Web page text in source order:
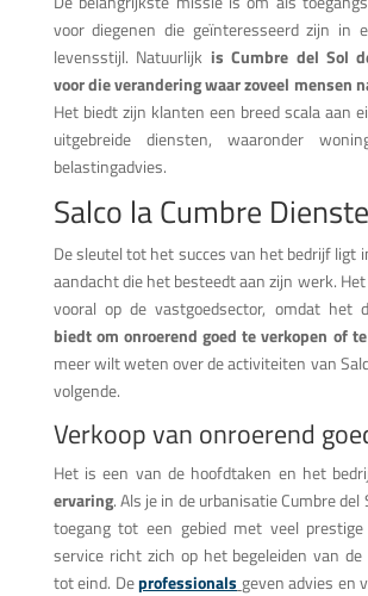
voor diegenen die geïnteresseerd zijn in
levensstijl. Natuurlijk is Cumbre del Sol
voor die verandering waar zoveel mensen
Het biedt zijn klanten een breed scala aan
uitgebreide diensten, waaronder
belastingadvies.
Salco la Cumbre
De sleutel tot het succes van het bedrijf ligt
aandacht die het besteedt aan zijn werk.
vooral op de vastgoedsector, omdat het
biedt om onroerend goed te verkopen of
meer wilt weten over de activiteiten van
volgende.
Verkoop van onroerend
Het is een van de hoofdtaken en het
ervaring. Als je in de urbanisatie Cumbre
toegang tot een gebied met veel
service richt zich op het begeleiden van
tot eind. Deprofessionals geven advies en